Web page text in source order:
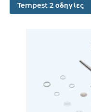
Tempest 2 οδηγίες